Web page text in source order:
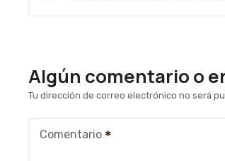
e
g
Algún comentario o
Tu dirección de correo electrónico no será
Comentario